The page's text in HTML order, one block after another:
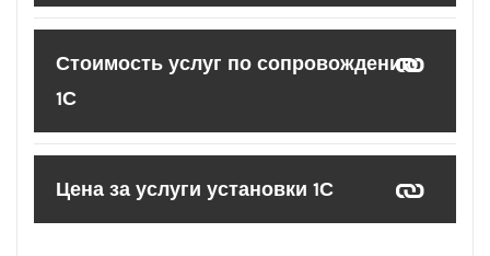
Стоимость услуг по сопровождению
1С
Цена за услуги установки 1С